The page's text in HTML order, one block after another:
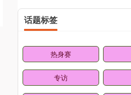
话题标签
热身赛
专访